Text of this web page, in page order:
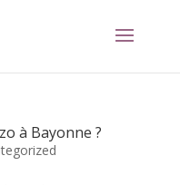
à Bayonne ?